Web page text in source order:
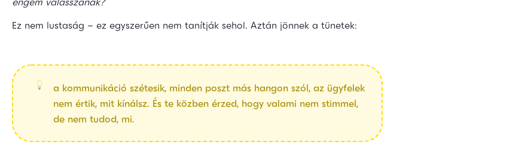
Ez nem lustaság – ez egyszerűen nem tanítják sehol. Aztán jönnek a tünetek:
a kommunikáció szétesik, minden poszt más hangon szól, az ügyfelek
nem értik, mit kínálsz. És te közben érzed, hogy valami nem stimmel,
de nem tudod, mi.